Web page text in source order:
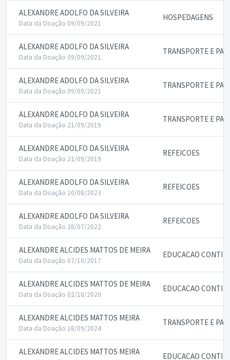
ALEXANDRE ADOLFO DA SILVEIRA
Data da Doação 09/09/2021
HOSPEDAGENS
ALEXANDRE ADOLFO DA SILVEIRA
Data da Doação 09/09/2021
TRANSPORTE E
ALEXANDRE ADOLFO DA SILVEIRA
Data da Doação 09/09/2021
TRANSPORTE E
ALEXANDRE ADOLFO DA SILVEIRA
Data da Doação 21/09/2019
TRANSPORTE E
ALEXANDRE ADOLFO DA SILVEIRA
Data da Doação 21/09/2019
REFEICOES
ALEXANDRE ADOLFO DA SILVEIRA
Data da Doação 10/08/2023
REFEICOES
ALEXANDRE ADOLFO DA SILVEIRA
Data da Doação 28/07/2022
REFEICOES
ALEXANDRE ALCIDES MATTOS DE MEIRA
Data da Doação 07/10/2017
EDUCACAO
ALEXANDRE ALCIDES MATTOS DE MEIRA
Data da Doação 02/10/2020
EDUCACAO
ALEXANDRE ALCIDES MATTOS MEIRA
Data da Doação 18/09/2024
TRANSPORTE E
ALEXANDRE ALCIDES MATTOS MEIRA EDUCACAO